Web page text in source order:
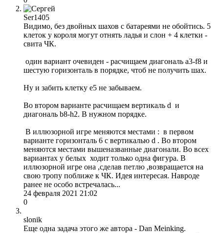
Ser1405
Видимо, без двойных шахов с батареями не обойтись. 5
клеток у короля могут отнять ладья и слон + 4 клетки -
свита ЧК.
один вариант очевиден - расчищаем диагональ а3-f8 и
шестую горизонталь в порядке, чтоб не получить шах.
Ну и забить клетку е5 не забываем.
Во втором варианте расчищаем вертикаль d и
диагональ b8-h2. В нужном порядке.
В иллюзорной игре меняются местами : в первом
варианте горизонталь 6 с вертикалью d . Во втором
меняются местами вышеназванные диагонали. Во всех
вариантах у белых ходит только одна фигура. В
иллюзорной игре она ,сделав петлю ,возвращается на
свою тропу поближе к ЧК. Идея интересая. Навроде
ранее не особо встречалась...
24 февраля 2021 21:02
0
slonik
Еще одна задача этого же автора - Dan Meinking.